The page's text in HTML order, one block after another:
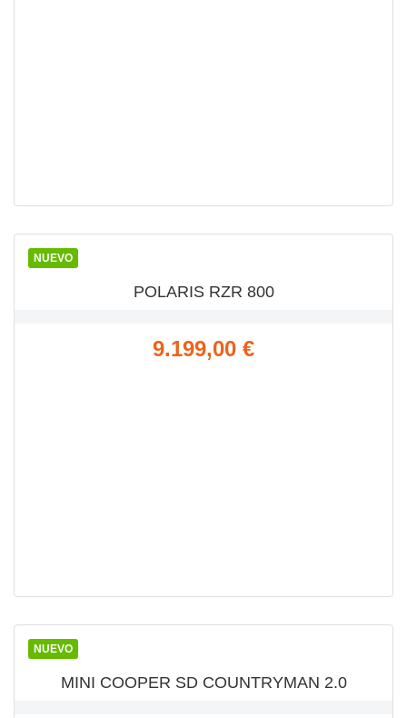
NUEVO
VISTA RÁPIDA
POLARIS RZR 800
Precio
9.199,00 €
NUEVO
VISTA RÁPIDA
MINI COOPER SD COUNTRYMAN 2.0